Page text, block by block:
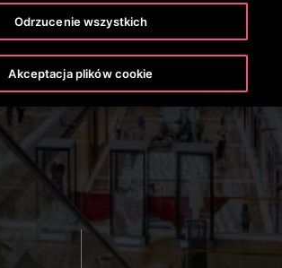
Handlowy
Odrzucenie wszystkich
Akceptacja plików cookie